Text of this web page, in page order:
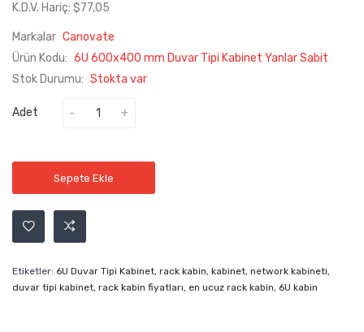
K.D.V. Hariç: $77,05
Markalar Canovate
Ürün Kodu: 6U 600x400 mm Duvar Tipi Kabinet Yanlar Sabit
Stok Durumu: Stokta var
Adet
Sepete Ekle
Etiketler: 6U Duvar Tipi Kabinet, rack kabin, kabinet, network kabineti,
duvar tipi kabinet, rack kabin fiyatları, en ucuz rack kabin, 6U kabin